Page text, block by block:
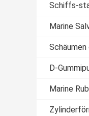
Schiffs-
Marine
D-
Marine